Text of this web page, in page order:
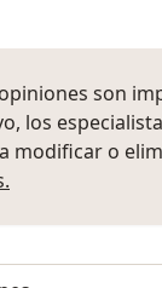
son
los
modificar o